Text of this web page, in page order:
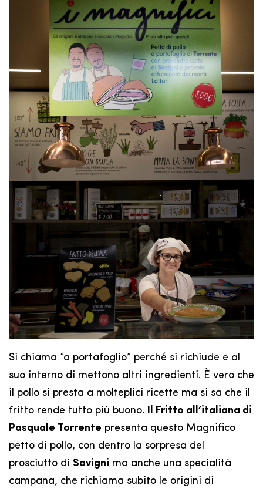
Si chiama “a portafoglio” perché si richiude e al
suo interno di mettono altri ingredienti. È vero che
il pollo si presta a molteplici ricette ma si sa che il
fritto rende tutto più buono.
Il Fritto all’italiana di
Pasquale Torrente presenta questo Magnifico
petto di pollo, con dentro la sorpresa del
prosciutto di Savigni ma anche una specialità
campana, che richiama subito le origini di